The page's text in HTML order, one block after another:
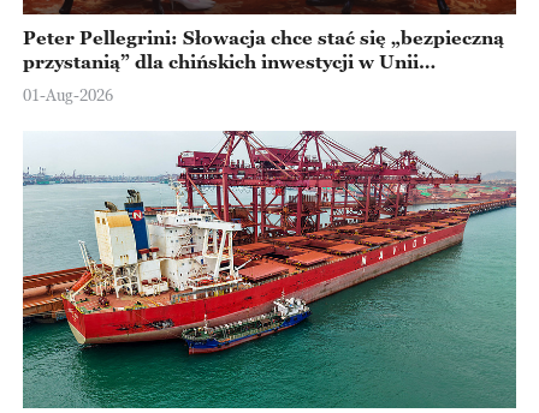
Peter Pellegrini: Słowacja chce stać się „bezpieczną
przystanią” dla chińskich inwestycji w Unii
Europejskiej
01-Aug-2026